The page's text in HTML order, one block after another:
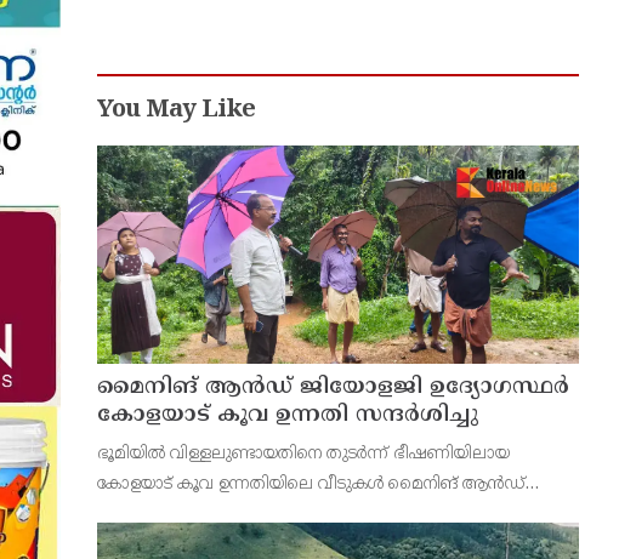
You May Like
മൈനിങ് ആൻഡ്​ ജിയോളജി ഉദ്യോഗസ്ഥർ
കോളയാട് കൂവ ഉന്നതി സന്ദർശിച്ചു
ഭൂമിയിൽ വിള്ളലുണ്ടായതിനെ തുടർന്ന് ഭീഷണിയിലായ
കോളയാട് കൂവ ഉന്നതിയിലെ വീടുകൾ മൈനിങ് ആൻഡ്
കുടുംബാംഗങ്ങളെ മാറ്റിപ്പാർപ്പിക്കുന്നതിന് അടിയന്തര നടപടി